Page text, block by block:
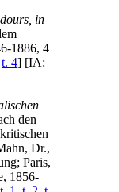
in
1886, 4
t. 4] [IA:
den
Dr.,
Paris,
1856-